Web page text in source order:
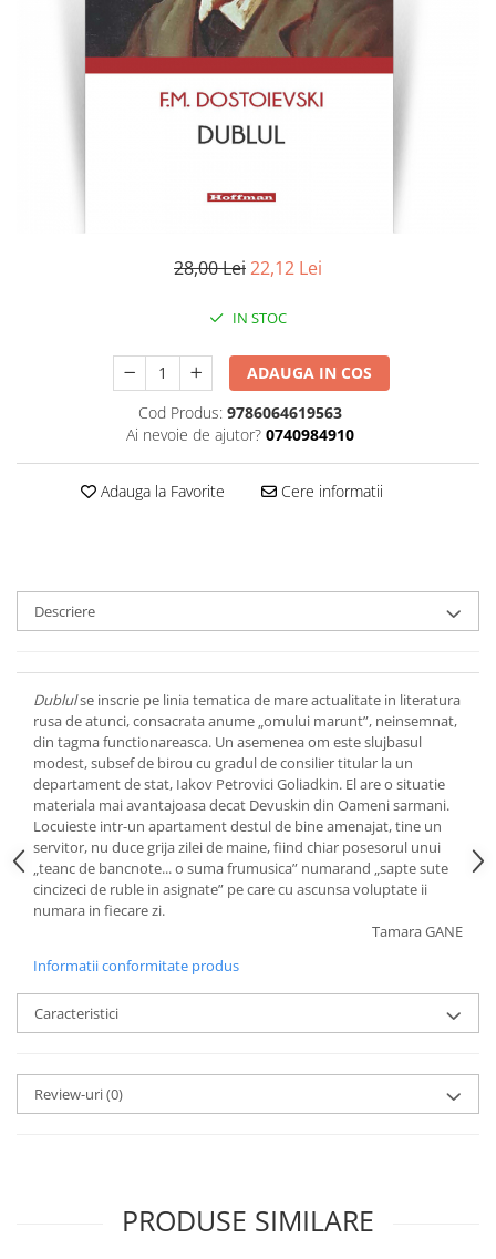
Contemporana
Publicistica / Reportaje / Interviuri
Sociologie si filozofie
28,00 Lei22,12 Lei
IN STOC
ADAUGA IN COS
Cod Produs: 9786064619563
Ai nevoie de ajutor? 0740984910
Adauga la Favorite Cere informatii
Descriere
Dublulse inscrie pe linia tematica de mare actualitate in literatura
rusa de atunci, consacrata anume „omului marunt”, neinsemnat,
din tagma functionareasca. Un asemenea om este slujbasul
modest, subsef de birou cu gradul de consilier titular la un
departament de stat, Iakov Petrovici Goliadkin. El are o situatie
materiala mai avantajoasa decat Devuskin din Oameni sarmani.
Locuieste intr-un apartament destul de bine amenajat, tine un
servitor, nu duce grija zilei de maine, fiind chiar posesorul unui
„teanc de bancnote... o suma frumusica” numarand „sapte sute
cincizeci de ruble in asignate” pe care cu ascunsa voluptate ii
numara in fiecare zi.
Tamara GANE
Informatii conformitate produs
Caracteristici
Review-uri(0)
PRODUSE SIMILARE